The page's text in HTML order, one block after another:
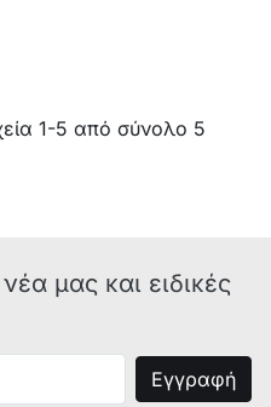
1-5 από σύνολο 5
μας και ειδικές